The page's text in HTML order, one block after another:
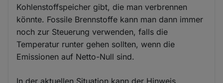
Kohlenstoffspeicher gibt, die man verbrennen
könnte. Fossile Brennstoffe kann man dann immer
noch zur Steuerung verwenden, falls die
Temperatur runter gehen sollten, wenn die
Emissionen auf Netto-Null sind.
In der aktuellen Situation kann der Hinweis